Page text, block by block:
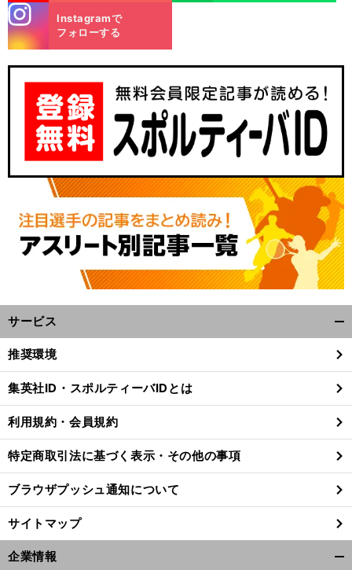
m
Instagramで
フォローする
サービス
閉
る
推奨環境
集英社ID・スポルティーバIDとは
利用規約・会員規約
特定商取引法に基づく表示・その他の事項
ブラウザプッシュ通知について
サイトマップ
企業情報